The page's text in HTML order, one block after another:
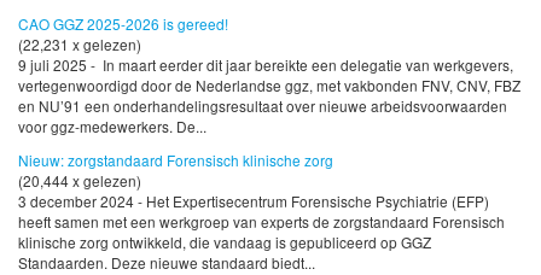
CAO GGZ 2025-2026 is gereed!
(22,231 x gelezen)
9 juli 2025 - In maart eerder dit jaar bereikte een delegatie van werkgevers,
vertegenwoordigd door de Nederlandse ggz, met vakbonden FNV, CNV, FBZ
en NU’91 een onderhandelingsresultaat over nieuwe arbeidsvoorwaarden
voor ggz-medewerkers. De...
Nieuw: zorgstandaard Forensisch klinische zorg
(20,444 x gelezen)
3 december 2024 - Het Expertisecentrum Forensische Psychiatrie (EFP)
heeft samen met een werkgroep van experts de zorgstandaard Forensisch
klinische zorg ontwikkeld, die vandaag is gepubliceerd op GGZ
Standaarden. Deze nieuwe standaard biedt...